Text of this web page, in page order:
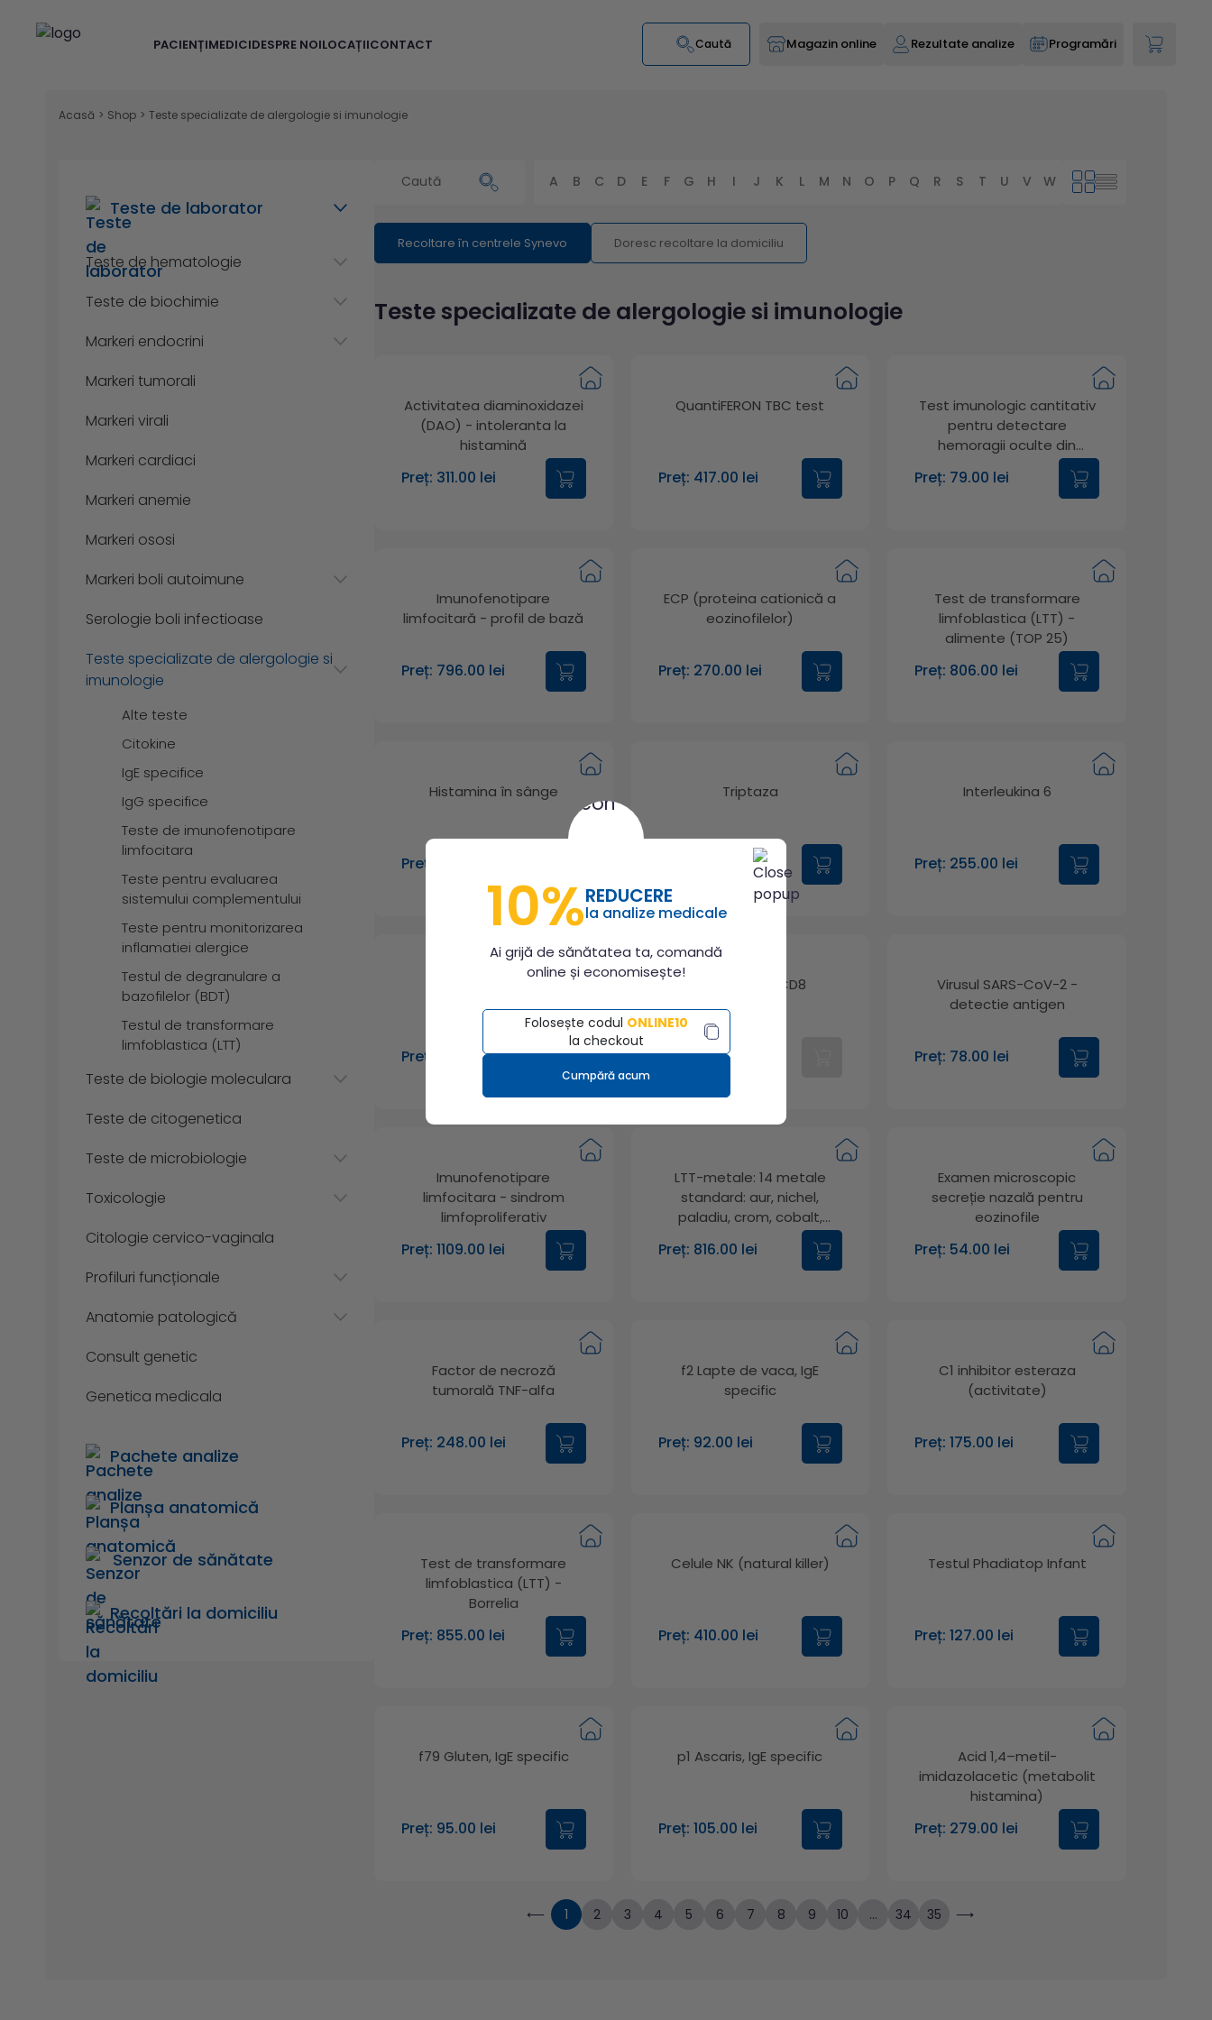
PACIENȚIMEDICIDESPRE NOILOCAȚIICONTACT Caută Magazin online Rezultate analize Programări
Acasă > Shop > Teste specializate de alergologie si imunologie
Teste de laborator
Teste de hematologie
Teste de biochimie
Markeri endocrini
Markeri tumorali
Markeri virali
Markeri cardiaci
Markeri anemie
Markeri ososi
Markeri boli autoimune
Serologie boli infectioase
Teste specializate de alergologie si
imunologie
Alte teste
Citokine
IgE specifice
IgG specifice
Teste de imunofenotipare
limfocitara
Teste pentru evaluarea
sistemului complementului
Teste pentru monitorizarea
inflamatiei alergice
Testul de degranulare a
bazofilelor (BDT)
Testul de transformare
limfoblastica (LTT)
Teste de biologie moleculara
Teste de citogenetica
Teste de microbiologie
Toxicologie
Citologie cervico-vaginala
Profiluri funcționale
Anatomie patologică
Consult genetic
Genetica medicala
Pachete analize
Planșa anatomică
Senzor de sănătate
Recoltări la domiciliu
A B C D E F G H I J K L M N O P Q R S T U V W X Y Z
Recoltare în centrele Synevo Doresc recoltare la domiciliu
Teste specializate de alergologie si imunologie
Activitatea diaminoxidazei
(DAO) - intoleranta la
histamină
Preț: 311.00 lei
QuantiFERON TBC test
Preț: 417.00 lei
Test imunologic cantitativ
pentru detectare
hemoragii oculte din
materiile fecale
Preț: 79.00 lei
Imunofenotipare
limfocitară - profil de bază
Preț: 796.00 lei
ECP (proteina cationică a
eozinofilelor)
Preț: 270.00 lei
Test de transformare
limfoblastica (LTT) -
alimente (TOP 25)
Preț: 806.00 lei
Histamina în sânge
Preț: 225.00 lei
Triptaza
Preț: 215.00 lei
Interleukina 6
Preț: 255.00 lei
Preț: 600.00 lei
Raport CD4/CD8
Preț: 182.00 lei
Virusul SARS-CoV-2 -
detectie antigen
Preț: 78.00 lei
Imunofenotipare
limfocitara - sindrom
limfoproliferativ
Preț: 1109.00 lei
LTT-metale: 14 metale
standard: aur, nichel,
paladiu, crom, cobalt,
molibden, platina, cadmiu,
mercur, cupru, argint,
staniu, etilmercur, aluminiu
Preț: 816.00 lei
Examen microscopic
secreție nazală pentru
eozinofile
Preț: 54.00 lei
Factor de necroză
tumorală TNF-alfa
Preț: 248.00 lei
f2 Lapte de vaca, IgE
specific
Preț: 92.00 lei
C1 inhibitor esteraza
(activitate)
Preț: 175.00 lei
Test de transformare
limfoblastica (LTT) -
Borrelia
Preț: 855.00 lei
Celule NK (natural killer)
Preț: 410.00 lei
Testul Phadiatop Infant
Preț: 127.00 lei
f79 Gluten, IgE specific
Preț: 95.00 lei
p1 Ascaris, IgE specific
Preț: 105.00 lei
Acid 1,4–metil-
imidazolacetic (metabolit
histamina)
Preț: 279.00 lei
⟵ 1 2 3 4 5 6 7 8 9 10 ... 34 35 ⟶
10%REDUCERE
la analize medicale
Ai grijă de sănătatea ta, comandă
online și economisește!
Folosește codul ONLINE10
la checkout
Cumpără acum